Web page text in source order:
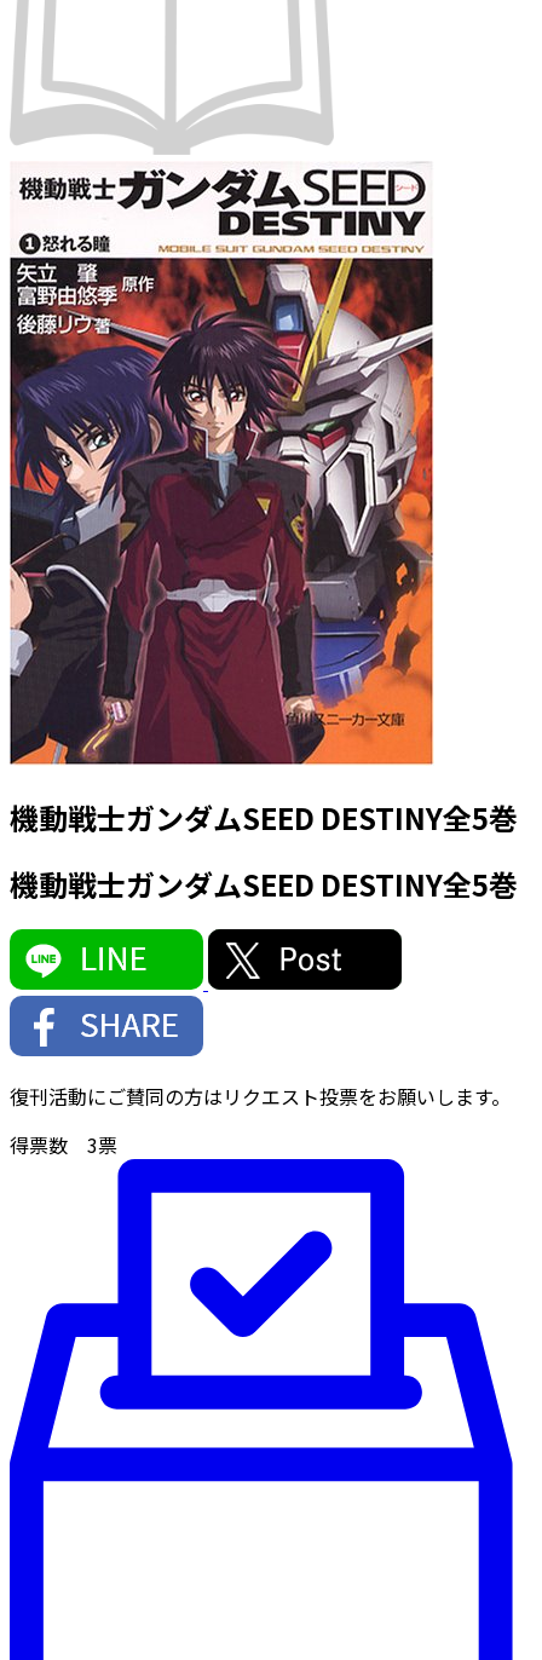
機動戦士ガンダムSEED DESTINY全5巻
機動戦士ガンダムSEED DESTINY全5巻
復刊活動にご賛同の方はリクエスト投票をお願いします。
得票数 3票